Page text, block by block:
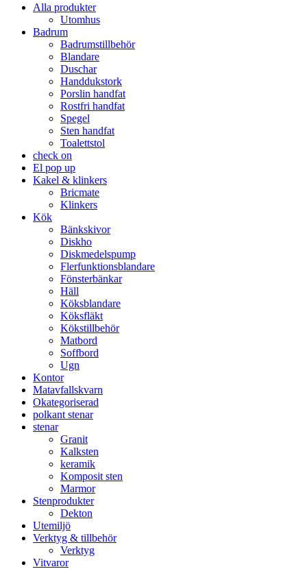
Alla produkter
Utomhus
Badrum
Badrumstillbehör
Blandare
Duschar
Handdukstork
Porslin handfat
Rostfri handfat
Spegel
Sten handfat
Toalettstol
check on
El pop up
Kakel & klinkers
Bricmate
Klinkers
Kök
Bänkskivor
Diskho
Diskmedelspump
Flerfunktionsblandare
Fönsterbänkar
Häll
Köksblandare
Köksfläkt​
Kökstillbehör
Matbord
Soffbord
Ugn​
Kontor
Matavfallskvarn
Okategoriserad
polkant stenar
stenar
Granit
Kalksten
keramik
Komposit sten
Marmor
Stenprodukter
Dekton
Utemiljö
Verktyg & tillbehör
Verktyg
Vitvaror